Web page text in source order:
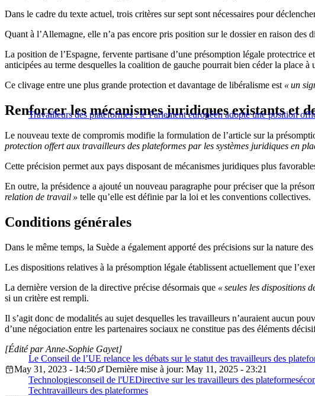
Dans le cadre du texte actuel, trois critères sur sept sont nécessaires pour
Quant à l’Allemagne, elle n’a pas encore pris position sur le dossier en raison des
La position de l’Espagne, fervente partisane d’une présomption légale protectrice
anticipées au terme desquelles la coalition de gauche pourrait bien céder la place
Ce clivage entre une plus grande protection et davantage de libéralisme est « un
Travailleurs des plateformes : le Parlement européen adopte une position
Renforcer les mécanismes juridiques existants et
Le nouveau texte de compromis modifie la formulation de l’article sur la
protection offert aux travailleurs des plateformes par les systèmes juridiques en
Cette précision permet aux pays disposant de mécanismes juridiques plus
En outre, la présidence a ajouté un nouveau paragraphe pour préciser que la
relation de travail » telle qu’elle est définie par la loi et les conventions collectives.
Conditions générales
Dans le même temps, la Suède a également apporté des précisions sur la nature
Les dispositions relatives à la présomption légale établissent actuellement que
La dernière version de la directive précise désormais que « seules les dispositions
si un critère est rempli.
Il s’agit donc de modalités au sujet desquelles les travailleurs n’auraient aucun
d’une négociation entre les partenaires sociaux ne constitue pas des éléments
Le Conseil de l’UE relance les débats sur le statut des travailleurs des
[Édité par Anne-Sophie Gayet]
May 31, 2023 - 14:50
Dernière mise à jour: May 11, 2025 - 23:21
Technologiesconseil de l'UEDirective sur les travailleurs des plateformes
Techtravailleurs des plateformes